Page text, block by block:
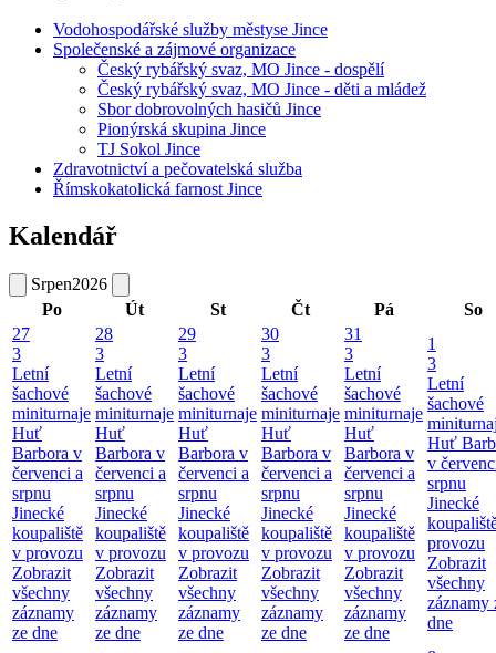
Vodohospodářské služby městyse Jince
Společenské a zájmové organizace
Český rybářský svaz, MO Jince - dospělí
Český rybářský svaz, MO Jince - děti a mládež
Sbor dobrovolných hasičů Jince
Pionýrská skupina Jince
TJ Sokol Jince
Zdravotnictví a pečovatelská služba
Římskokatolická farnost Jince
Kalendář
Srpen2026
Po
Út St Čt Pá
So
27
3
Letní
šachové
miniturnaje
Huť
Barbora v
červenci a
srpnu
Jinecké
koupaliště
v provozu
Zobrazit
všechny
záznamy
ze dne
28
3
Letní
šachové
miniturnaje
Huť
Barbora v
červenci a
srpnu
Jinecké
koupaliště
v provozu
Zobrazit
všechny
záznamy
ze dne
29
3
Letní
šachové
miniturnaje
Huť
Barbora v
červenci a
srpnu
Jinecké
koupaliště
v provozu
Zobrazit
všechny
záznamy
ze dne
30
3
Letní
šachové
miniturnaje
Huť
Barbora v
červenci a
srpnu
Jinecké
koupaliště
v provozu
Zobrazit
všechny
záznamy
ze dne
31
3
Letní
šachové
miniturnaje
Huť
Barbora v
červenci a
srpnu
Jinecké
koupaliště
v provozu
Zobrazit
všechny
záznamy
ze dne
1
3
Letní
šachové
Huť
v
srpnu
Jinecké
provozu
Zobrazit
všechny
záznamy
dne